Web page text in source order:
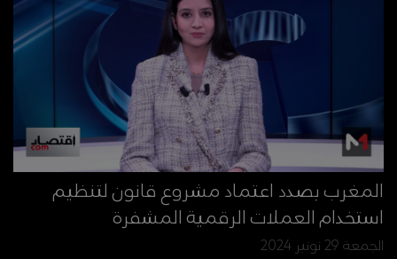
المغرب بصدد اعتماد مشروع قانون لتنظيم
استخدام العملات الرقمية المشفرة
الجمعة 29 نونبر 2024